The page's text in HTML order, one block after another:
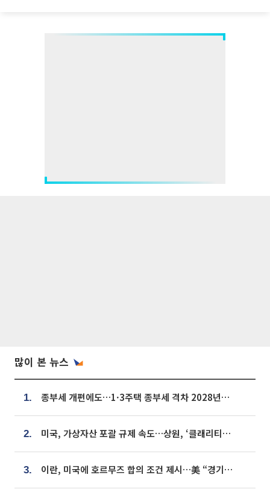
많이 본 뉴스
1. 종부세 개편에도…1·3주택 종부세 격차 2028년부터 확대
2. 미국, 가상자산 포괄 규제 속도…상원, ‘클래리티법’ 9월 절차투표 추진
3. 이란, 미국에 호르무즈 합의 조건 제시…美 “경기 아직 안 끝나” [종합]